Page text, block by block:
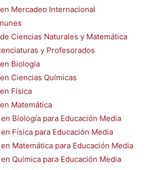
Mercadeo Internacional
Ciencias Naturales y Matemática
y Profesorados
Biología
Ciencias Químicas
Física
Matemática
Biología para Educación Media
Física para Educación Media
Matemática para Educación Media
Química para Educación Media